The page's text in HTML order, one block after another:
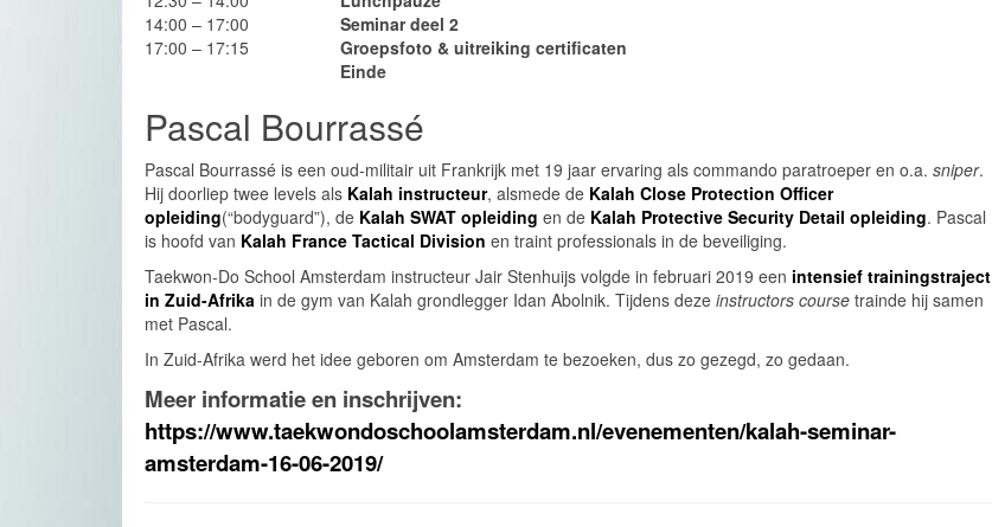
14:00 – 17:00
Seminar deel 2
17:00 – 17:15
Groepsfoto & uitreiking certificaten
Einde
Pascal Bourrassé
Pascal Bourrassé is een oud-militair uit Frankrijk met 19 jaar ervaring als commando paratroeper en o.a. sniper.
Hij doorliep twee levels als Kalah instructeur, alsmede de Kalah Close Protection Officer
opleiding(“bodyguard”), de Kalah SWAT opleiding en de Kalah Protective Security Detail opleiding. Pascal
is hoofd van Kalah France Tactical Division en traint professionals in de beveiliging.
Taekwon-Do School Amsterdam instructeur Jair Stenhuijs volgde in februari 2019 een intensief trainingstraject
in Zuid-Afrika in de gym van Kalah grondlegger Idan Abolnik. Tijdens deze instructors course trainde hij samen
met Pascal.
In Zuid-Afrika werd het idee geboren om Amsterdam te bezoeken, dus zo gezegd, zo gedaan.
Meer informatie en inschrijven:
https://www.taekwondoschoolamsterdam.nl/evenementen/kalah-seminar-
amsterdam-16-06-2019/